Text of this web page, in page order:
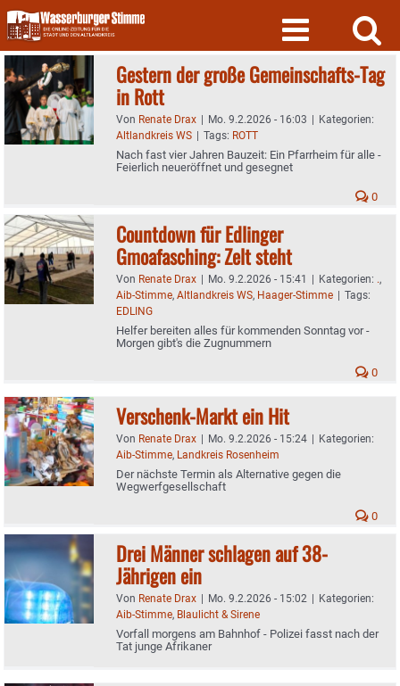
Skip
to
content
Gestern der große Gemeinschafts-Tag
in Rott
Von Renate Drax | Mo. 9.2.2026 - 16:03 | Kategorien:
Altlandkreis WS | Tags: ROTT
Nach fast vier Jahren Bauzeit: Ein Pfarrheim für alle -
Feierlich neueröffnet und gesegnet
0
Countdown für Edlinger
Gmoafasching: Zelt steht
Von Renate Drax | Mo. 9.2.2026 - 15:41 | Kategorien: .,
Aib-Stimme, Altlandkreis WS, Haager-Stimme | Tags:
EDLING
Helfer bereiten alles für kommenden Sonntag vor -
Morgen gibt's die Zugnummern
0
Verschenk-Markt ein Hit
Von Renate Drax | Mo. 9.2.2026 - 15:24 | Kategorien:
Aib-Stimme, Landkreis Rosenheim
Der nächste Termin als Alternative gegen die
Wegwerfgesellschaft
0
Drei Männer schlagen auf 38-
Jährigen ein
Von Renate Drax | Mo. 9.2.2026 - 15:02 | Kategorien:
Aib-Stimme, Blaulicht & Sirene
Vorfall morgens am Bahnhof - Polizei fasst nach der
Tat junge Afrikaner